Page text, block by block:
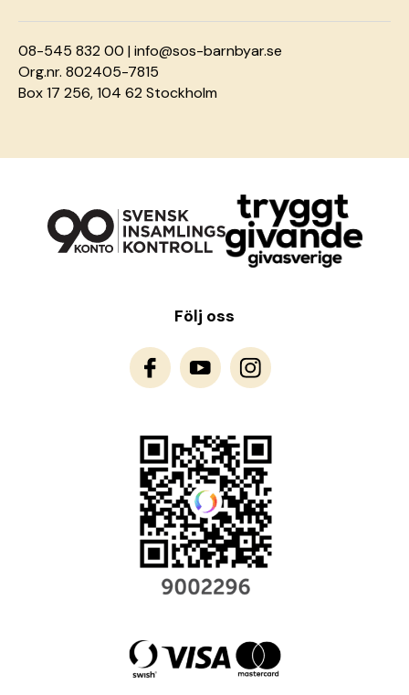
08-545 832 00 |info@sos-barnbyar.se
Org.nr. 802405-7815
Box 17 256, 104 62 Stockholm
Följ oss